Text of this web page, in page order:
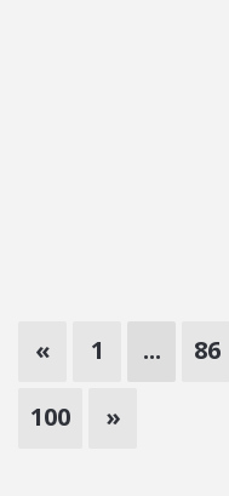
« 1 ... 86
100 »